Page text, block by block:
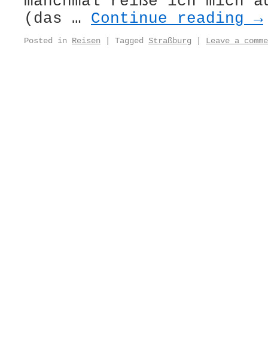
(das … Continue reading →
Posted in Reisen Tagged Straßburg Leave a